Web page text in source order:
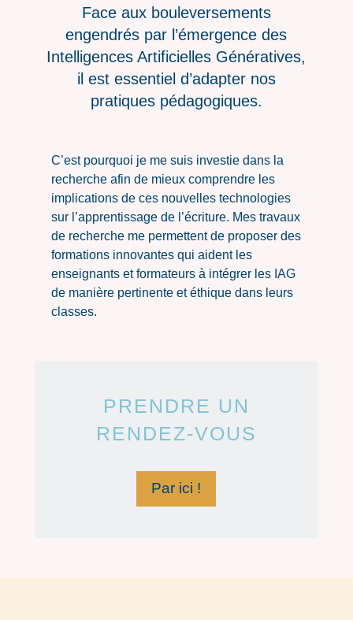
Face aux bouleversements
engendrés par l’émergence des
Intelligences Artificielles Génératives,
il est essentiel d’adapter nos
pratiques pédagogiques.
C’est pourquoi je me suis investie dans la
recherche afin de mieux comprendre les
implications de ces nouvelles technologies
sur l’apprentissage de l’écriture. Mes travaux
de recherche me permettent de proposer des
formations innovantes qui aident les
enseignants et formateurs à intégrer les IAG
de manière pertinente et éthique dans leurs
classes.
PRENDRE UN
RENDEZ-VOUS
Par ici !